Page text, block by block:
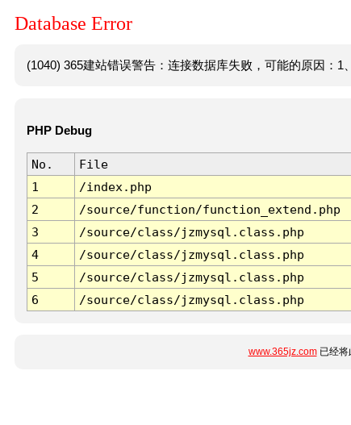
Database Error
(1040) 365建站错误警告：连接数据库失败，可能的原因：1
PHP Debug
No. File
1
/index.php
2
/source/function/function_extend.php
3
/source/class/jzmysql.class.php
4
/source/class/jzmysql.class.php
5
/source/class/jzmysql.class.php
6
/source/class/jzmysql.class.php
www.365jz.com已经将